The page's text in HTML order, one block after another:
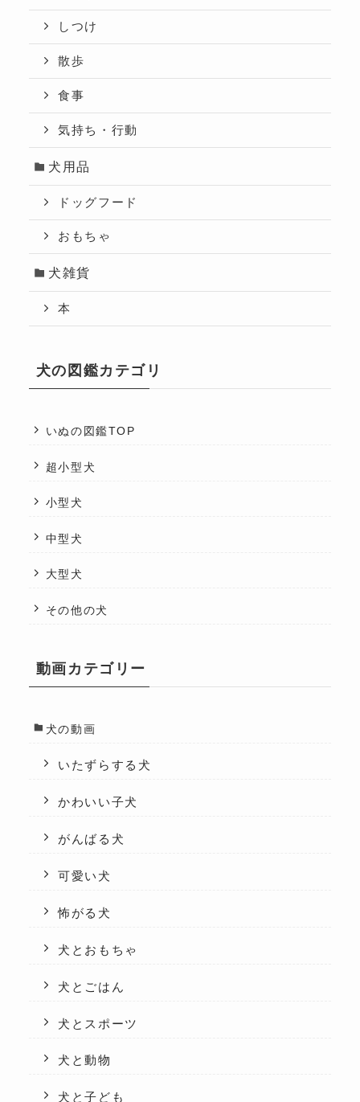
しつけ
散歩
食事
気持ち・行動
犬用品
ドッグフード
おもちゃ
犬雑貨
本
犬の図鑑カテゴリ
いぬの図鑑TOP
超小型犬
小型犬
中型犬
大型犬
その他の犬
動画カテゴリー
犬の動画
いたずらする犬
かわいい子犬
がんばる犬
可愛い犬
怖がる犬
犬とおもちゃ
犬とごはん
犬とスポーツ
犬と動物
犬と子ども